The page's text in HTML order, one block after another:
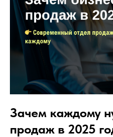
Зачем каждому
продаж в 2025